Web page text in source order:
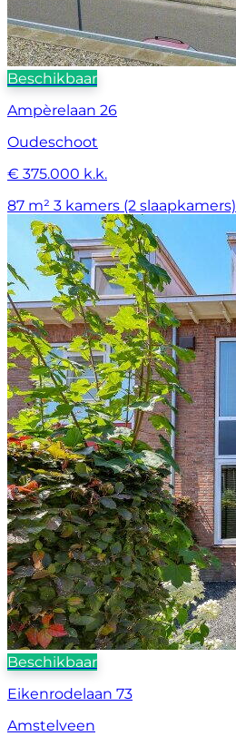
Beschikbaar
Ampèrelaan 26
Oudeschoot
€ 375.000 k.k.
87 m² 3 kamers (2 slaapkamers)
Beschikbaar
Eikenrodelaan 73
Amstelveen